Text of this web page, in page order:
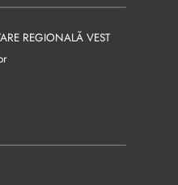
REGIONALĂ VEST